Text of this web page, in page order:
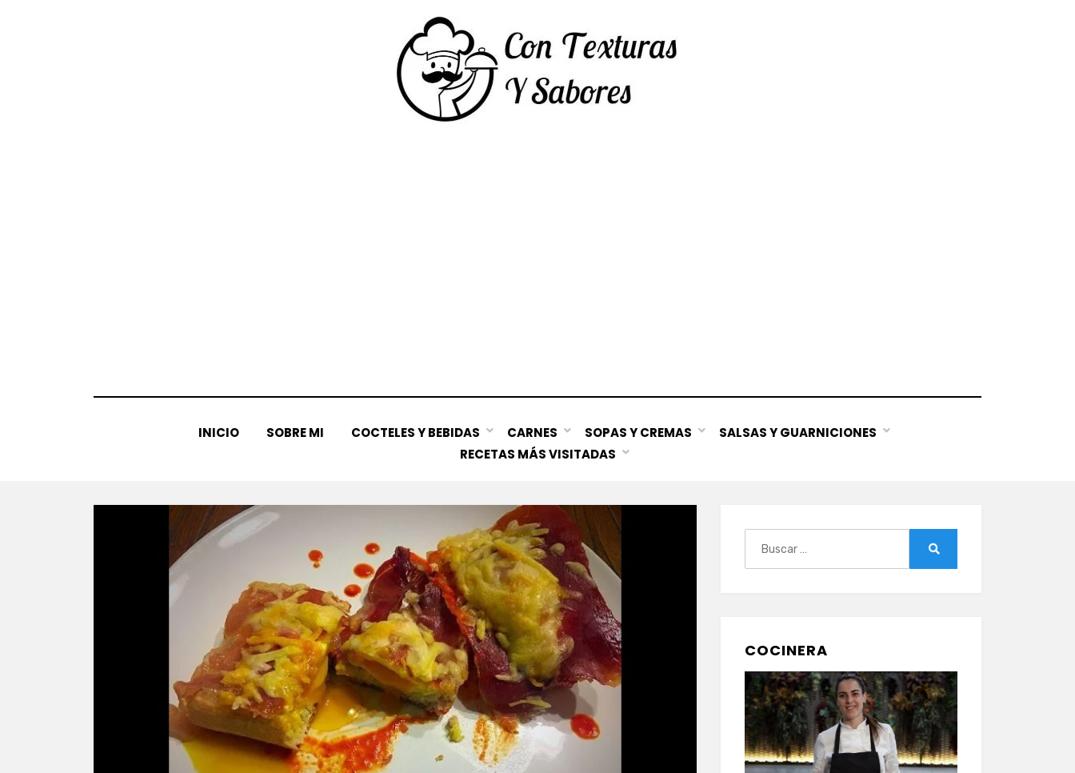
INICIO SOBRE MI COCTELES Y BEBIDAS CARNES SOPAS Y CREMAS
SALSAS Y GUARNICIONES
RECETAS MÁS VISITADAS
COCINERA